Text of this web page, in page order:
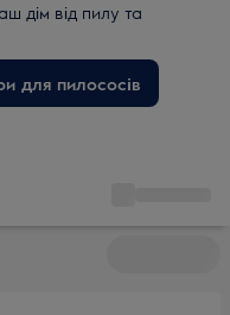
дім від пилу та
для пилососів